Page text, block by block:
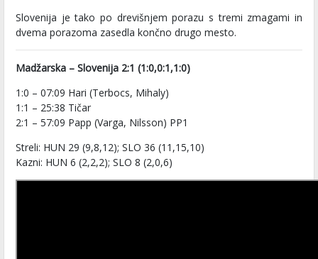
Slovenija je tako po drevišnjem porazu s tremi zmagami in
dvema porazoma zasedla končno drugo mesto.
Madžarska – Slovenija 2:1 (1:0,0:1,1:0)
1:0 – 07:09 Hari (Terbocs, Mihaly)
1:1 – 25:38 Tičar
2:1 – 57:09 Papp (Varga, Nilsson) PP1
Streli: HUN 29 (9,8,12); SLO 36 (11,15,10)
Kazni: HUN 6 (2,2,2); SLO 8 (2,0,6)